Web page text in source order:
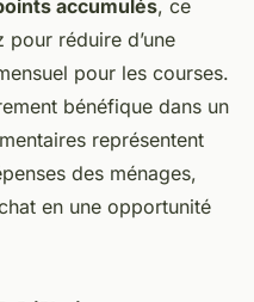
accumulés, ce
réduire d’une
pour les courses.
bénéfique dans un
représentent
des ménages,
en une opportunité